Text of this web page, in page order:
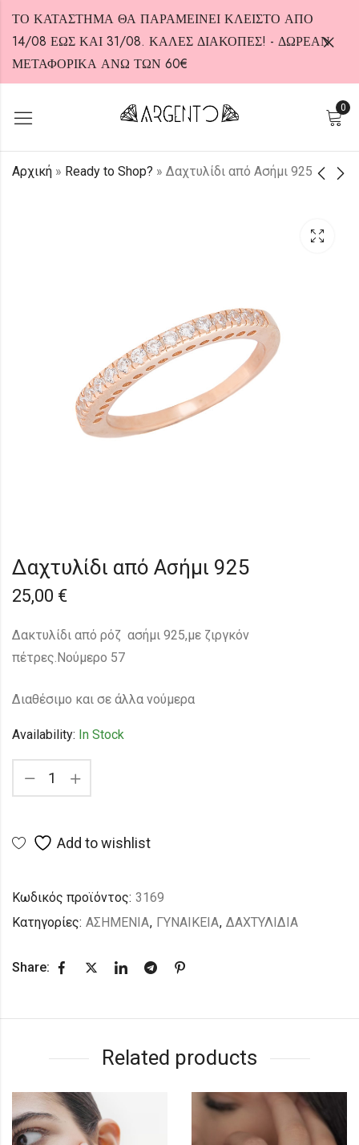
ΤΟ ΚΑΤΑΣΤΗΜΑ ΘΑ ΠΑΡΑΜΕΙΝΕΙ ΚΛΕΙΣΤΟ ΑΠΟ
14/08 ΕΩΣ ΚΑΙ 31/08. ΚΑΛΕΣ ΔΙΑΚΟΠΕΣ! - ΔΩΡΕΑΝ
ΜΕΤΑΦΟΡΙΚΑ ΑΝΩ ΤΩΝ 60€
0
Αρχική » Ready to Shop? » Δαχτυλίδι από Ασήμι 925
Δαχτυλίδι από Ασήμι 925
25,00 €
Δακτυλίδι από ρόζ ασήμι 925,με ζιργκόν
πέτρες.Νούμερο 57
Διαθέσιμο και σε άλλα νούμερα
Availability: In Stock
Add to wishlist
Κωδικός προϊόντος: 3169
Κατηγορίες: ΑΣΗΜΕΝΙΑ, ΓΥΝΑΙΚΕΙΑ, ΔΑΧΤΥΛΙΔΙΑ
Share:
Related products